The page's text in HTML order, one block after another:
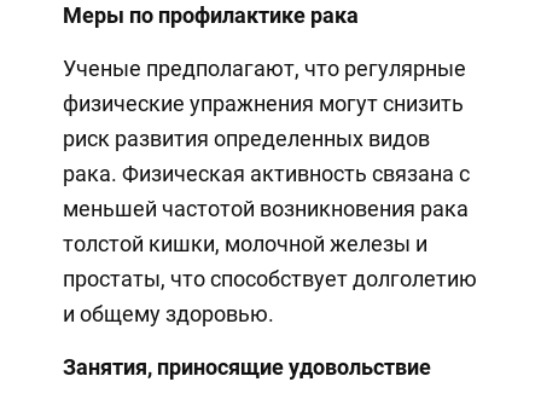
Меры по профилактике рака
Ученые предполагают, что регулярные
физические упражнения могут снизить
риск развития определенных видов
рака. Физическая активность связана с
меньшей частотой возникновения рака
толстой кишки, молочной железы и
простаты, что способствует долголетию
и общему здоровью.
Занятия, приносящие удовольствие